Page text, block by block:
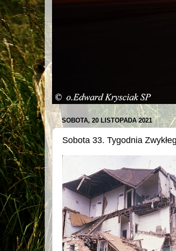
SOBOTA, 20 LISTOPADA 2021
Sobota 33. Tygodnia